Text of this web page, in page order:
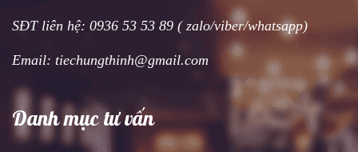
SĐT liên hệ: 0936 53 53 89 ( zalo/viber/whatsapp)
Email: tiechungthinh@gmail.com
Danh mục tư vấn